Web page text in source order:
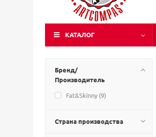
КАТАЛОГ
Бренд/
Производитель
Fat&Skinny (9)
Страна производства